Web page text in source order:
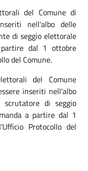
del Comune di
nell'albo delle
di seggio elettorale
partire dal 1 ottobre
del Comune.
del Comune
inseriti nell'albo
di seggio
a partire dal 1
Protocollo del